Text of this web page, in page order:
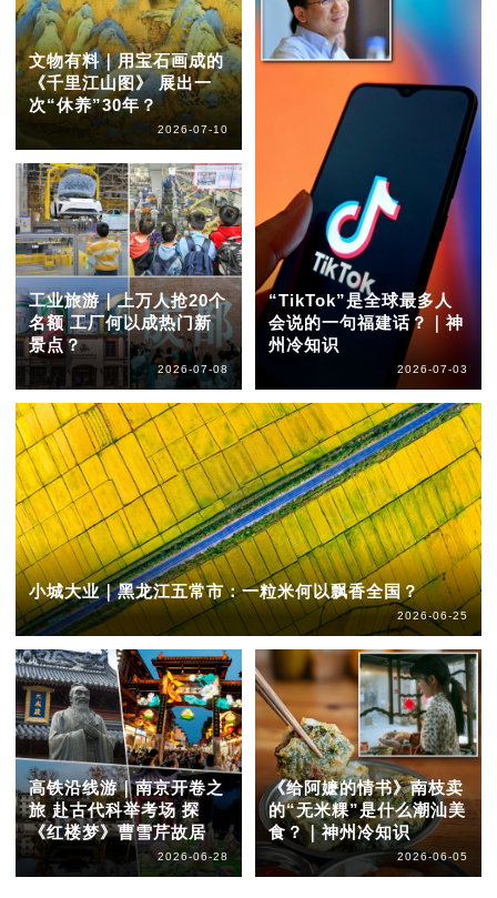
文物有料｜用宝石画成的
《千里江山图》 展出一
次“休养”30年？
2026-07-10
工业旅游｜上万人抢20个
名额 工厂何以成热门新
景点？
2026-07-08
“TikTok”是全球最多人
会说的一句福建话？｜神
州冷知识
2026-07-03
小城大业｜黑龙江五常市：一粒米何以飘香全国？
2026-06-25
高铁沿线游｜南京开卷之
旅 赴古代科举考场 探
《红楼梦》曹雪芹故居
2026-06-28
《给阿嬷的情书》南枝卖
的“无米粿”是什么潮汕美
食？｜神州冷知识
2026-06-05